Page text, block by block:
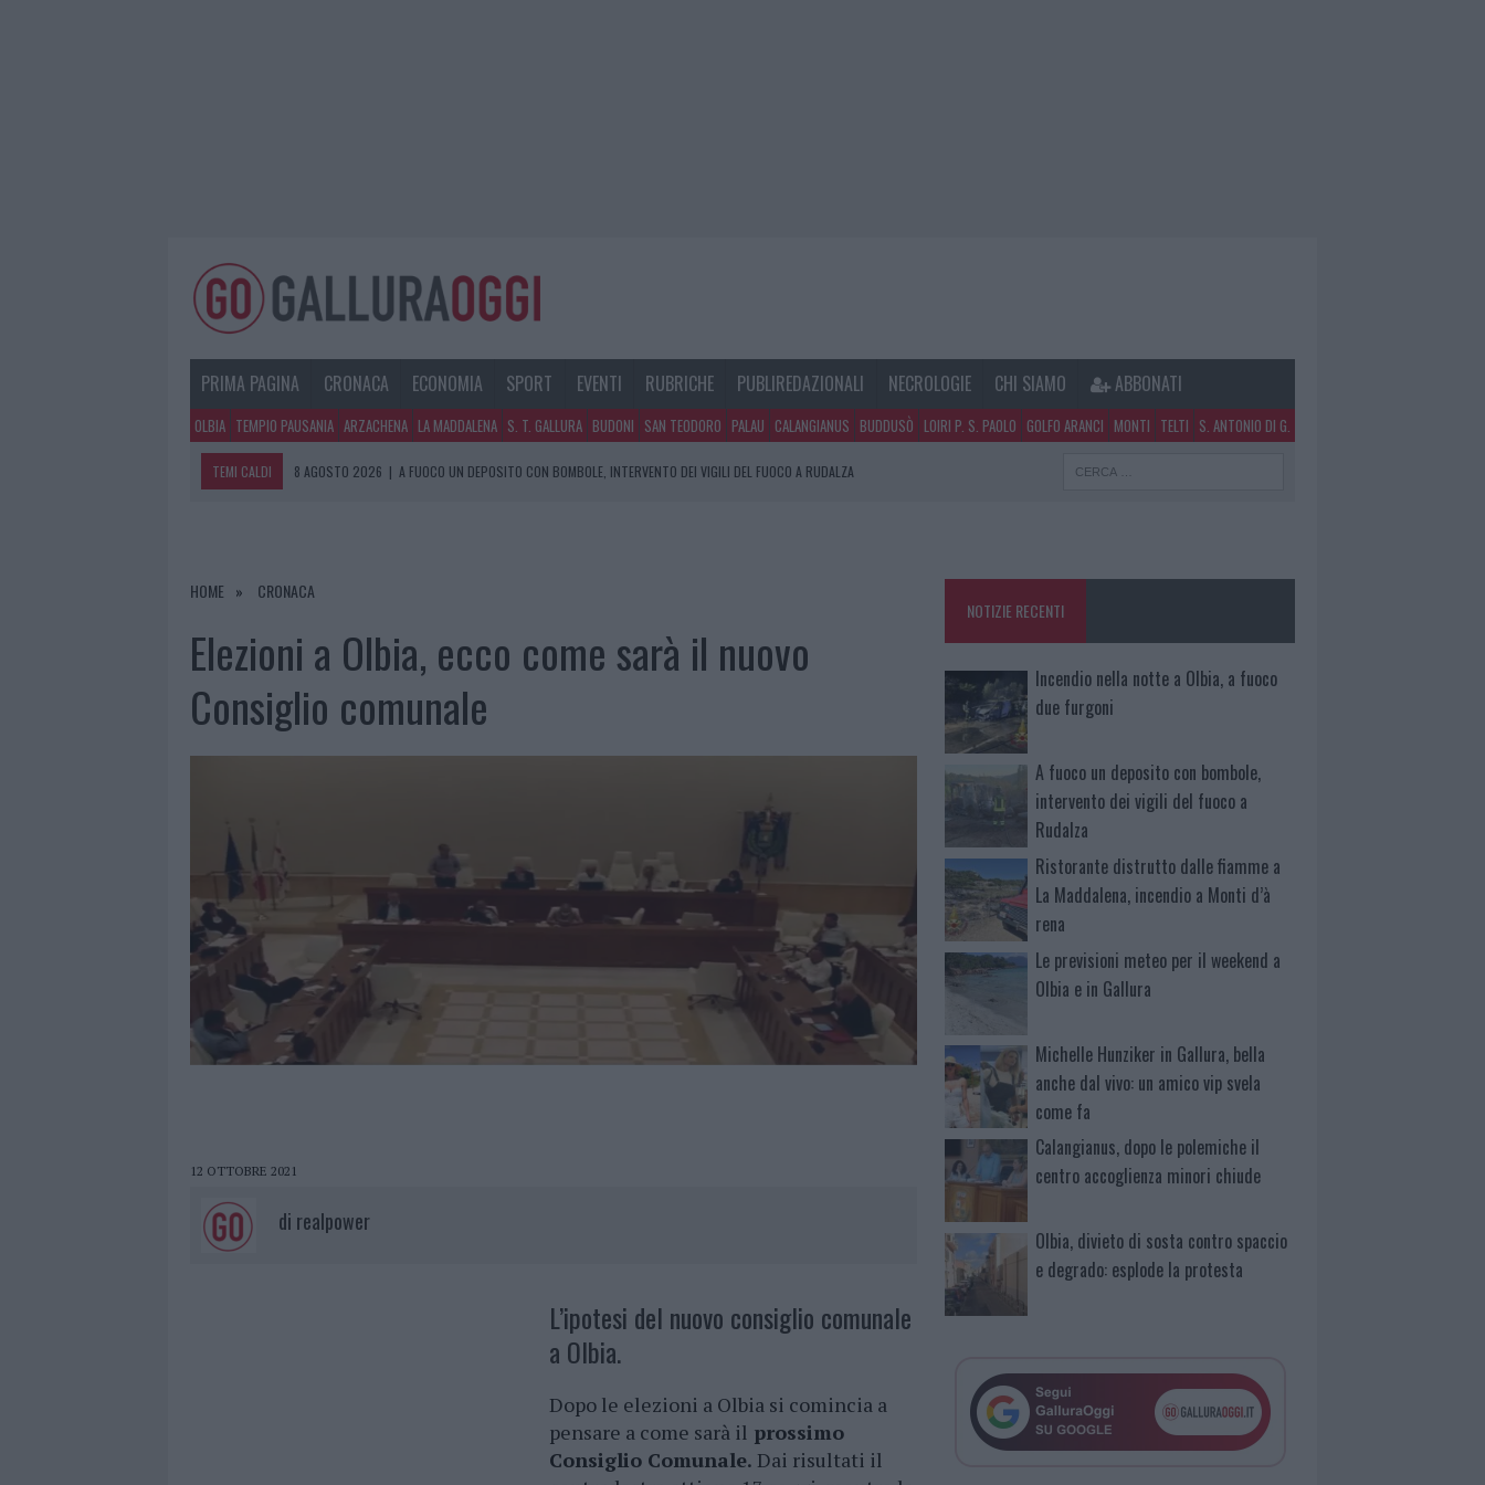
PRIMA PAGINA CRONACA ECONOMIA SPORT EVENTI RUBRICHE PUBLIREDAZIONALI NECROLOGIE CHI SIAMO ABBONATI
OLBIA TEMPIO PAUSANIA ARZACHENA LA MADDALENA S. T. GALLURA BUDONI SAN TEODORO PALAU CALANGIANUS BUDDUSÒ LOIRI P. S. PAOLO GOLFO ARANCI MONTI TELTI S. ANTONIO DI G.
TEMI CALDI 8 AGOSTO 2026 | A FUOCO UN DEPOSITO CON BOMBOLE, INTERVENTO DEI VIGILI DEL FUOCO A RUDALZA
7 AGOSTO 2026
|
HOME CRONACA
Elezioni a Olbia, ecco come sarà il nuovo
Consiglio comunale
12 OTTOBRE 2021
di realpower
L’ipotesi del nuovo consiglio comunale
a Olbia.
Dopo le elezioni a Olbia si comincia a
pensare a come sarà il prossimo
Consiglio Comunale. Dai risultati il
NOTIZIE RECENTI
Incendio nella notte a Olbia, a fuoco
due furgoni
A fuoco un deposito con bombole,
intervento dei vigili del fuoco a
Rudalza
Ristorante distrutto dalle fiamme a
La Maddalena, incendio a Monti d’à
rena
Le previsioni meteo per il weekend a
Olbia e in Gallura
Michelle Hunziker in Gallura, bella
anche dal vivo: un amico vip svela
come fa
Calangianus, dopo le polemiche il
centro accoglienza minori chiude
Olbia, divieto di sosta contro spaccio
e degrado: esplode la protesta